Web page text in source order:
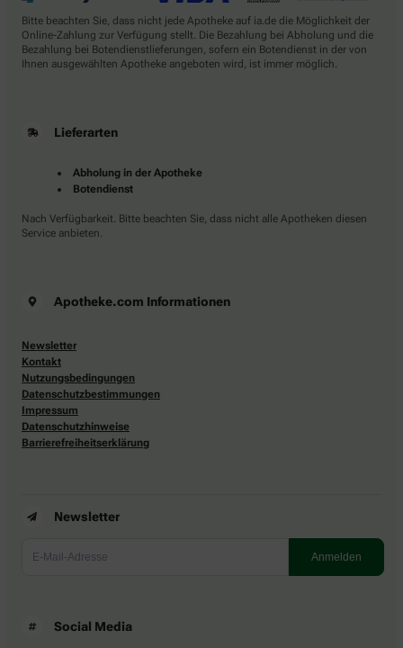
Bitte beachten Sie, dass nicht jede Apotheke auf ia.de die Möglichkeit der
Online-Zahlung zur Verfügung stellt. Die Bezahlung bei Abholung und die
Bezahlung bei Botendienstlieferungen, sofern ein Botendienst in der von
Ihnen ausgewählten Apotheke angeboten wird, ist immer möglich.
Lieferarten
Abholung in der Apotheke
Botendienst
Nach Verfügbarkeit. Bitte beachten Sie, dass nicht alle Apotheken diesen
Service anbieten.
Apotheke.com Informationen
Newsletter
Kontakt
Nutzungsbedingungen
Datenschutzbestimmungen
Impressum
Datenschutzhinweise
Barrierefreiheitserklärung
Newsletter
Social Media